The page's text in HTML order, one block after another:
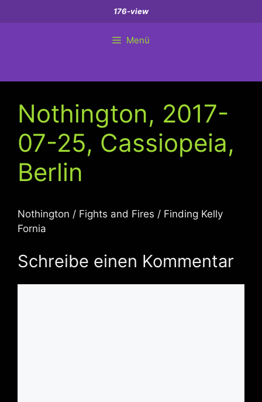
Inhalt
176-view
Menü
Nothington, 2017-
07-25, Cassiopeia,
Berlin
Nothington / Fights and Fires / Finding Kelly
Fornia
Schreibe einen Kommentar